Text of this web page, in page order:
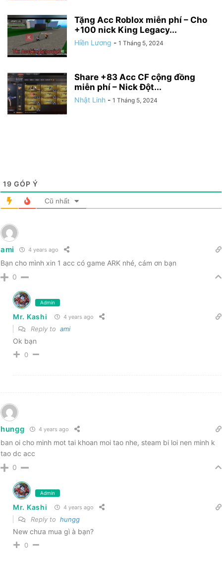
Tặng Acc Roblox miễn phí – Cho
+100 nick King Legacy...
Hiền Lương - 1 Tháng 5, 2024
Share +83 Acc CF cộng đồng
miễn phí – Nick Đột...
Nhật Linh - 1 Tháng 5, 2024
19 GÓP Ý
Cũ nhất
ami 4 years ago
Bạn cho mình xin 1 acc có game ARK nhé, cám ơn bạn
0
Admin
Mr. Kashi 4 years ago
Reply to ami
Ok bạn
0
hungg 4 years ago
ban oi cho minh mot tai khoan moi tao nhe, steam bi loi nen minh k
tao dc acc
0
Admin
Mr. Kashi 4 years ago
Reply to hungg
New chưa mua gì à bạn?
0